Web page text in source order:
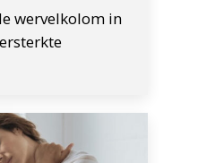
wervelkolom in